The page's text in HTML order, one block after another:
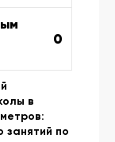
0
в
занятий по